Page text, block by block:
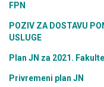
FPN
POZIV ZA DOSTAVU
USLUGE
Plan JN za 2021.
Privremeni plan JN